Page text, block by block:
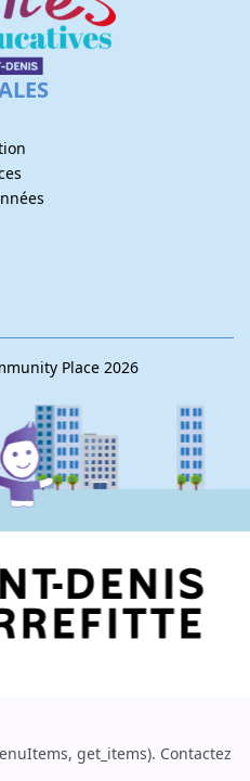
Place 2026
get_items). Contactez